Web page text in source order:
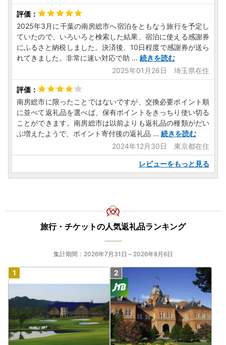
2025年3月に千葉の南房総市へ宿泊をともなう旅行を予定し
ていたので、いろいろと検索した結果、宿泊に使える感謝券
にふるさと納税しました。決済後、10日程度で感謝券が送ら
れてきました。非常に速い対応で助 ... 続きを読む
2025年01月26日 埼玉県在住
南房総市に限ったことではないですが、交換必要ポイント順
に並べて返礼品を選べば、保有ポイントをきっちり使い切る
ことができます。南房総市は以前よりも返礼品の種類がだい
ぶ増えたようで、ポイント寄付後の返礼品 ... 続きを読む
2024年12月30日 東京都在住
レビューをもっと見る
旅行・チケットの人気返礼品ランキング
集計期間：2026年7月31日～2026年8月6日